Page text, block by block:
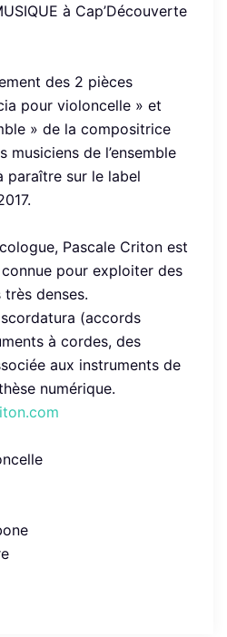
à Cap’Découverte
des 2 pièces
pour violoncelle » et
» de la compositrice
de l’ensemble
paraître sur le label
Pascale Criton est
pour exploiter des
denses.
(accords
à cordes, des
aux instruments de
numérique.